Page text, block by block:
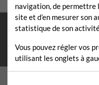
Fermeture estivale du 10
téléphonique et
navigation, de permettre
site et d’en mesurer son
statistique de son
Vous pouvez régler vos
utilisant les onglets à